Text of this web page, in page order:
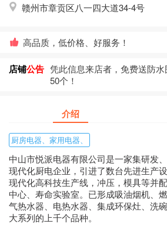
赣州市章贡区八一四大道34-4号
高品质，低价格、好服务！
店铺公告 凭此信息来店者，免费送防
50个！
介绍
厨房电器、家用电器、
中山市悦派电器有限公司是一家集研发
现代化厨电企业，引进了数台先进生产
现代化高科技生产线，冲压，模具等并
中心、寿命实验室。已形成吸油烟机、
气热水器、电热水器、集成环保灶、洗
大系列的上千个品种。